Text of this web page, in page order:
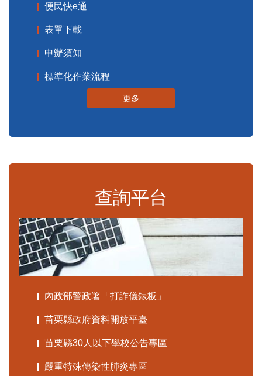
便民快e通
表單下載
申辦須知
標準化作業流程
更多
查詢平台
內政部警政署「打詐儀錶板」
苗栗縣政府資料開放平臺
苗栗縣30人以下學校公告專區
嚴重特殊傳染性肺炎專區